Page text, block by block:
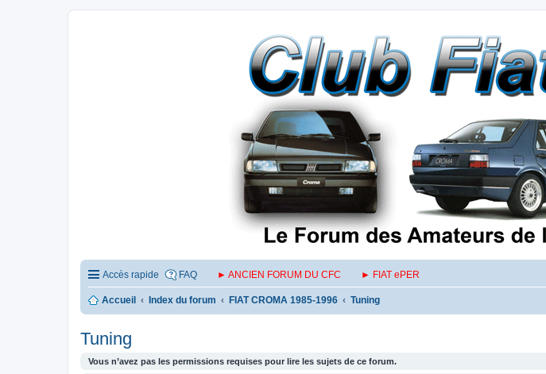
Accès rapide FAQ ► ANCIEN FORUM DU CFC ► FIAT ePER
Accueil Index du forum FIAT CROMA 1985-1996 Tuning
Tuning
Vous n’avez pas les permissions requises pour lire les sujets de ce forum.